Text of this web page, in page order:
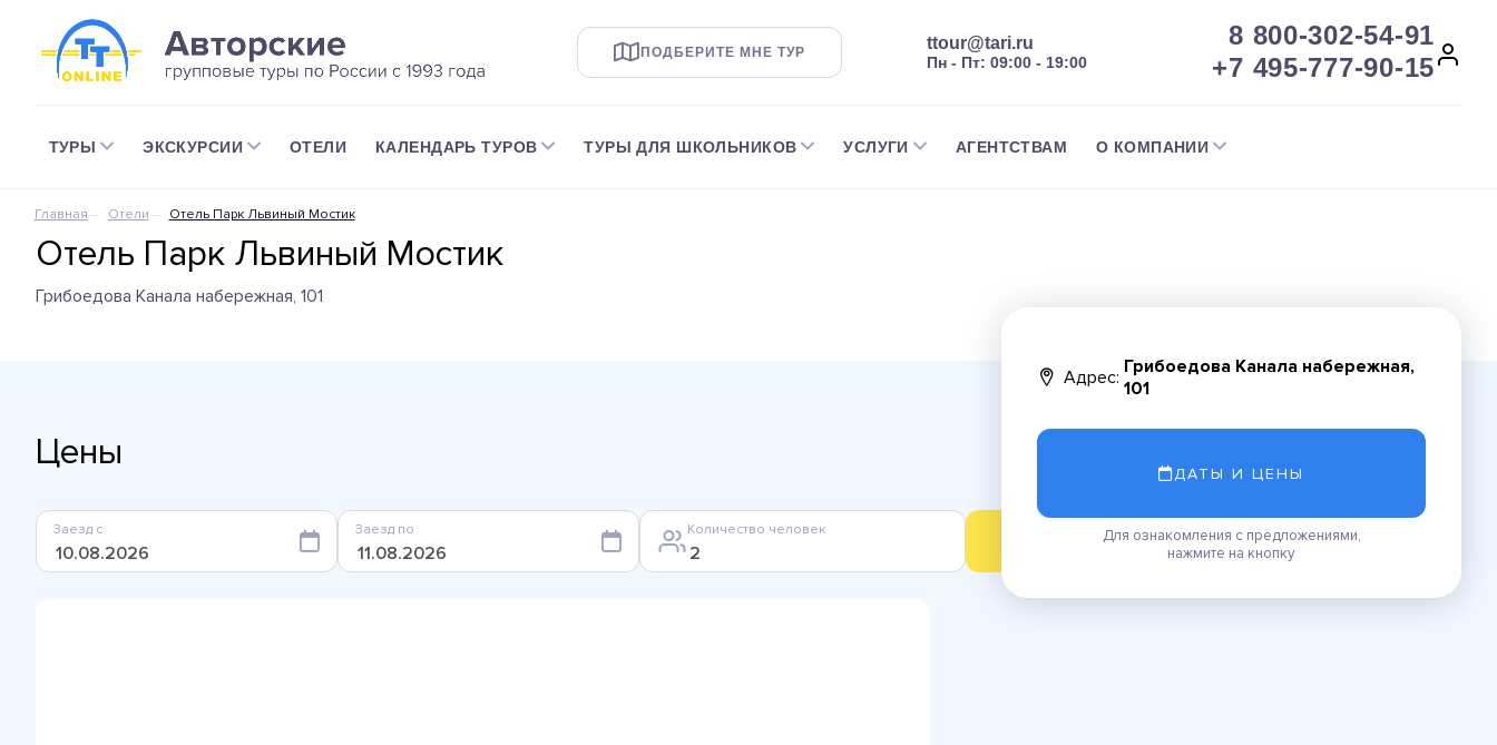
ПОДБЕРИТЕ МНЕ ТУР ttour@tari.ru
Пн - Пт: 09:00 - 19:00
8 800-302-54-91
+7 495-777-90-15
ТУРЫ ЭКСКУРСИИ ОТЕЛИ КАЛЕНДАРЬ ТУРОВ ТУРЫ ДЛЯ ШКОЛЬНИКОВ УСЛУГИ АГЕНТСТВАМ О КОМПАНИИ
Главная Отели Отель Парк Львиный Мостик
Отель Парк Львиный Мостик
Грибоедова Канала набережная, 101
Адрес: Грибоедова Канала набережная,
101
ДАТЫ И ЦЕНЫ
Для ознакомления с предложениями,
нажмите на кнопку
Цены
Заезд с Заезд по Количество человек